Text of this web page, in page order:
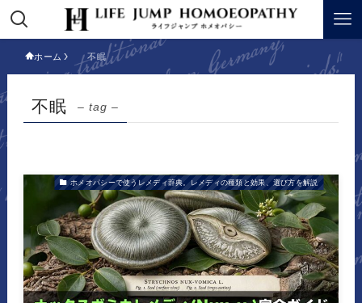
ホーム 不眠
不眠 – tag –
ホメオパシーで使うレメディ辞典。レメディの種類と効果、選び方を解説